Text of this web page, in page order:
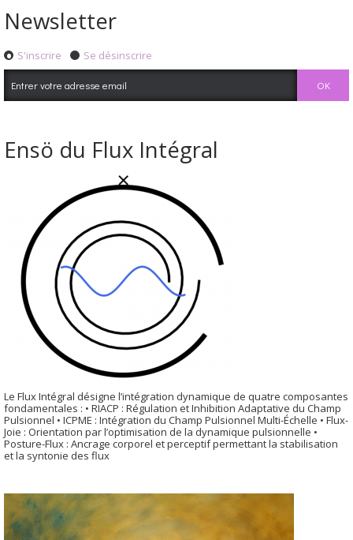
Newsletter
S'inscrire Se désinscrire
Ensö du Flux Intégral
Le Flux Intégral désigne l’intégration dynamique de quatre composantes
fondamentales : • RIACP : Régulation et Inhibition Adaptative du Champ
Pulsionnel • ICPME : Intégration du Champ Pulsionnel Multi-Échelle • Flux-
Joie : Orientation par l’optimisation de la dynamique pulsionnelle •
Posture-Flux : Ancrage corporel et perceptif permettant la stabilisation
et la syntonie des flux